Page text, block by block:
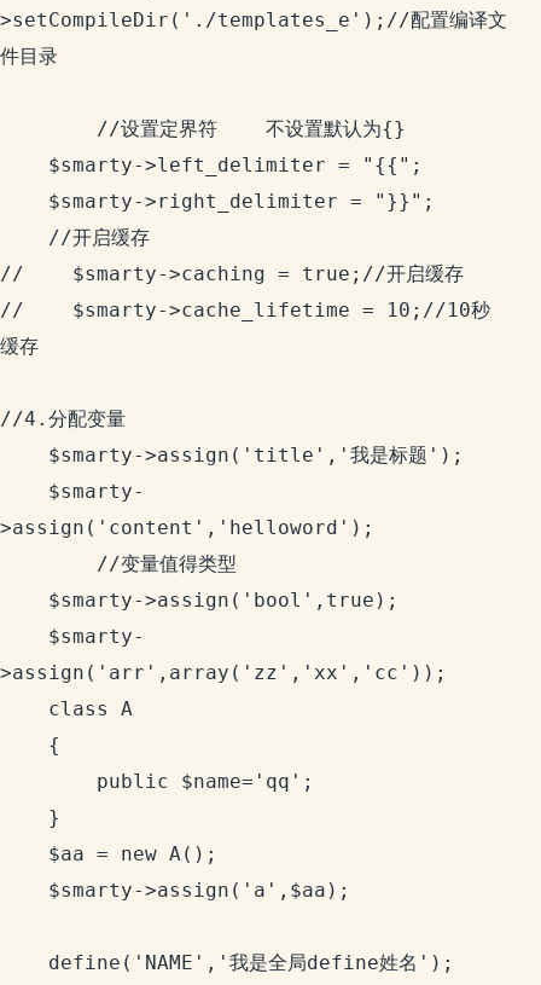
>setCompileDir('./templates_e');//配置编译文
件目录
//    $smarty->caching = true;//开启缓存
//    $smarty->cache_lifetime = 10;//10秒
缓存
//4.分配变量
>assign('content','helloword');
>assign('arr',array('zz','xx','cc'));